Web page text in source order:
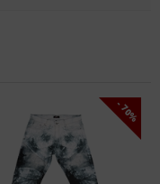
- 70%